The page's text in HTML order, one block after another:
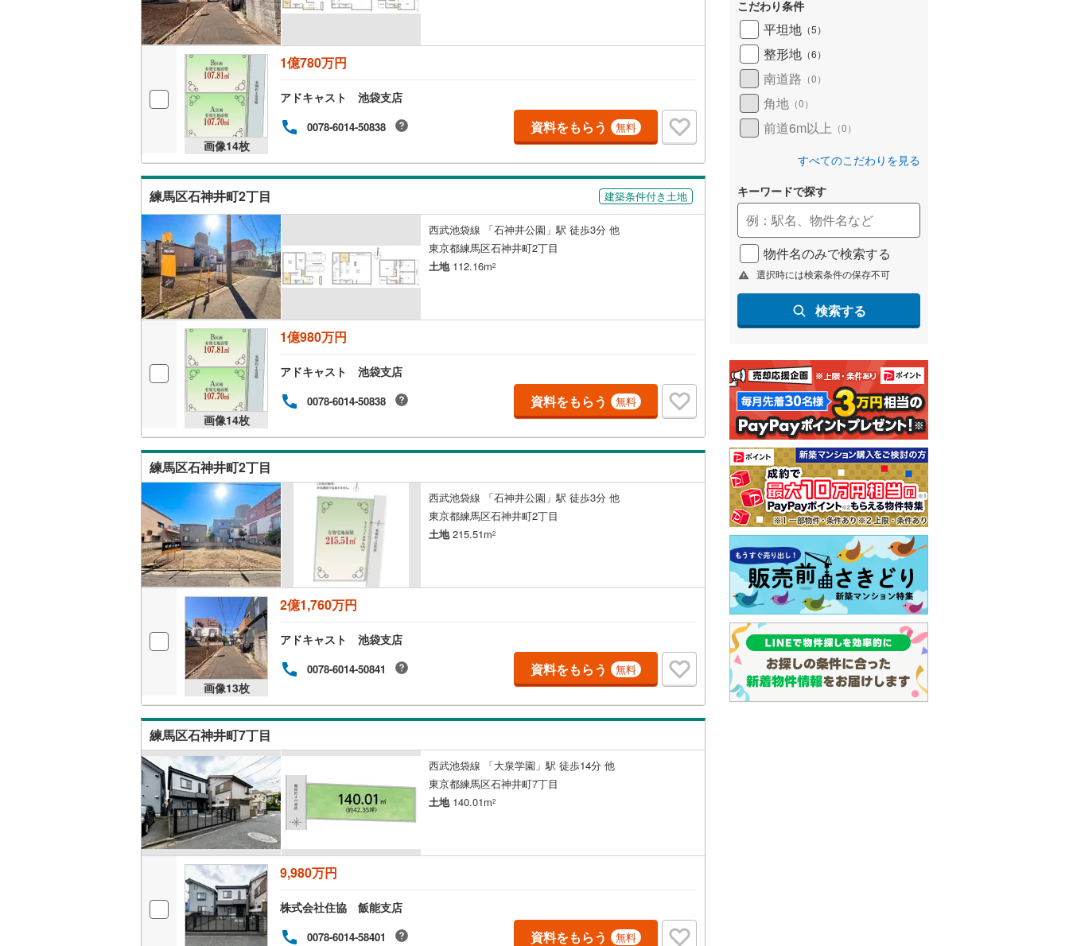
画像14枚
1億780万円
アドキャスト 池袋支店
0078-6014-50838 資料をもらう 無料
練馬区石神井町2丁目 建築条件付き土地
西武池袋線 「石神井公園」駅 徒歩3分 他
東京都練馬区石神井町2丁目
土地112.16m2
画像14枚
1億980万円
アドキャスト 池袋支店
0078-6014-50838 資料をもらう 無料
練馬区石神井町2丁目
西武池袋線 「石神井公園」駅 徒歩3分 他
東京都練馬区石神井町2丁目
土地215.51m2
画像13枚
2億1,760万円
アドキャスト 池袋支店
0078-6014-50841 資料をもらう 無料
練馬区石神井町7丁目
西武池袋線 「大泉学園」駅 徒歩14分 他
東京都練馬区石神井町7丁目
土地140.01m2
9,980万円
株式会社住協 飯能支店
0078-6014-58401 資料をもらう 無料
こだわり条件
平坦地 （5）
整形地 （6）
南道路 （0）
角地 （0）
前道6m以上 （0）
すべてのこだわりを見る
キーワードで探す
物件名のみで検索する
選択時には検索条件の保存不可
検索する